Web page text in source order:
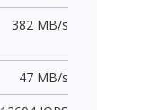
382 MB/s
47 MB/s